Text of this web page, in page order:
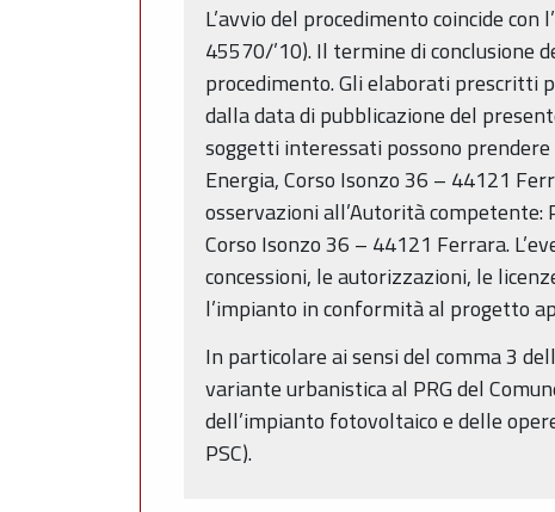
L’avvio del procedimento coincide
45570/’10). Il termine di conclusione
procedimento. Gli elaborati prescritti
dalla data di pubblicazione del
soggetti interessati possono
Energia, Corso Isonzo 36 – 44121
osservazioni all’Autorità
Corso Isonzo 36 – 44121 Ferrara.
concessioni, le autorizzazioni, le
l’impianto in conformità al progetto
In particolare ai sensi del comma 3
variante urbanistica al PRG del
dell’impianto fotovoltaico e delle
PSC).